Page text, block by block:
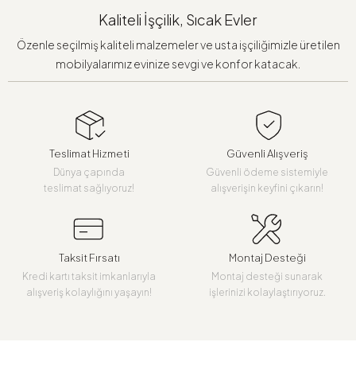
Kaliteli İşçilik, Sıcak Evler
Özenle seçilmiş kaliteli malzemeler ve usta işçiliğimizle üretilen
mobilyalarımız evinize sevgi ve konfor katacak.
Teslimat Hizmeti
Dünya çapında
teslimat sağlıyoruz!
Güvenli Alışveriş
Güvenli ödeme sistemiyle
alışverişin keyfini çıkarın!
Taksit Fırsatı
Kredi kartı taksit imkanlarıyla
alışveriş kolaylığını yaşayın!
Montaj Desteği
Montaj desteği sunarak
işlerinizi kolaylaştırıyoruz.